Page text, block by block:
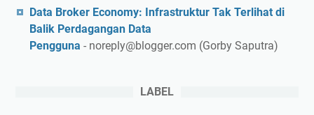
Data Broker Economy: Infrastruktur Tak Terlihat di
Balik Perdagangan Data
Pengguna - noreply@blogger.com (Gorby Saputra)
LABEL